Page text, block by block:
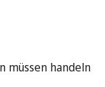
müssen handeln